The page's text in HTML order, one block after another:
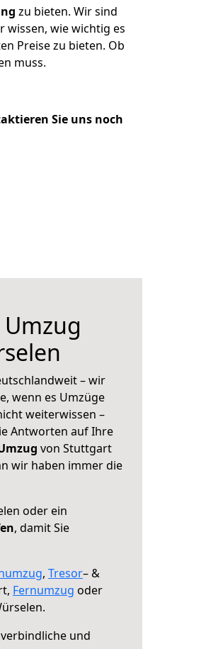
zu bieten. Wir sind
wissen, wie wichtig es
Preise zu bieten. Ob
muss.
Sie uns noch
– wir
wenn es Umzüge
weiterwissen –
Antworten auf Ihre
von Stuttgart
wir haben immer die
oder ein
, damit Sie
, Tresor– &
Fernumzug oder
und